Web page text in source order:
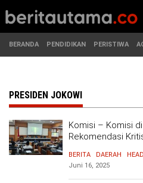
MASUK
BERANDA
PENDIDIKAN
BERANDA PENDIDIKAN PERISTIWA
PRESIDEN JOKOWI
Komisi – Komisi
Rekomendasi
BERITA DAERAH
Juni 16, 2025